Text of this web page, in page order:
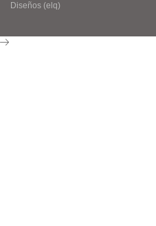
Diseños (elq)